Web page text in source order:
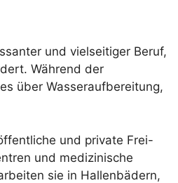
und vielseitiger Beruf,
Während der
über Wasseraufbereitung,
und private Frei-
und medizinische
sie in Hallenbädern,